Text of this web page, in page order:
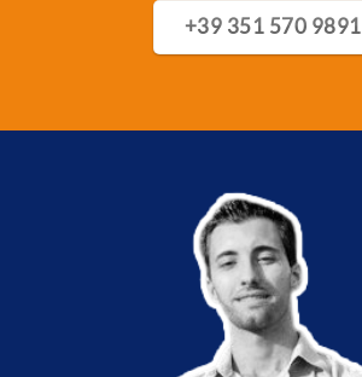
+39 351 570 9891